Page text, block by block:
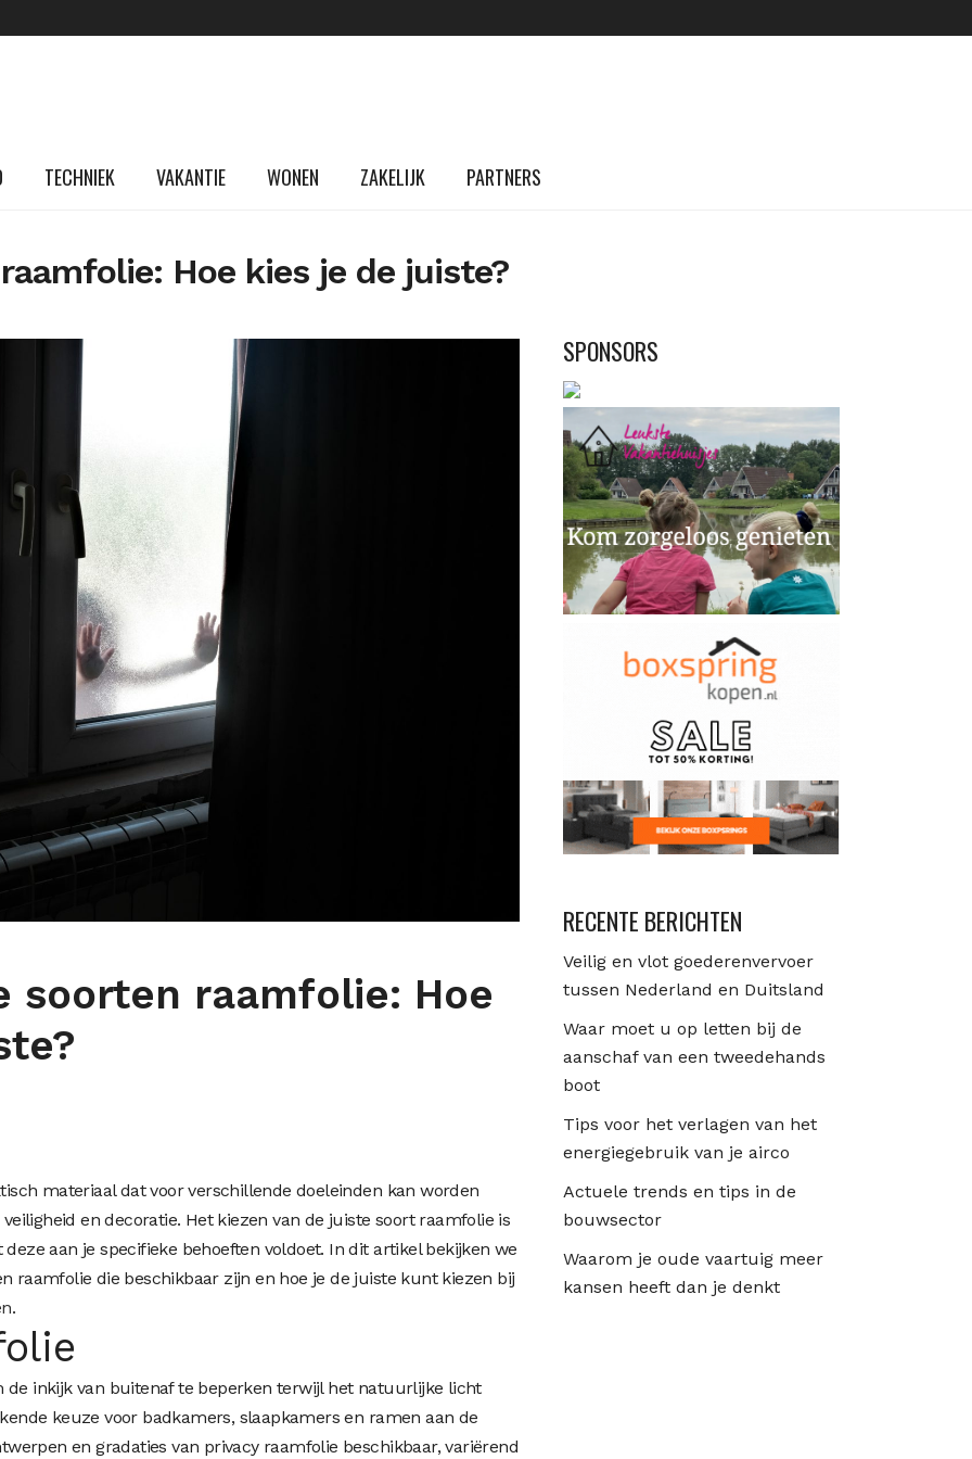
TECHNIEK VAKANTIE WONEN ZAKELIJK PARTNERS
Hoe kies je de juiste?
soorten raamfolie: Hoe
materiaal dat voor verschillende doeleinden kan worden
en decoratie. Het kiezen van de juiste soort raamfolie is
aan je specifieke behoeften voldoet. In dit artikel bekijken we
raamfolie die beschikbaar zijn en hoe je de juiste kunt kiezen bij
.
de inkijk van buitenaf te beperken terwijl het natuurlijke licht
keuze voor badkamers, slaapkamers en ramen aan de
en gradaties van privacy raamfolie beschikbaar, variërend
SPONSORS
RECENTE BERICHTEN
Veilig en vlot goederenvervoer
tussen Nederland en Duitsland
Waar moet u op letten bij de
aanschaf van een tweedehands
boot
Tips voor het verlagen van het
energiegebruik van je airco
Actuele trends en tips in de
bouwsector
Waarom je oude vaartuig meer
kansen heeft dan je denkt